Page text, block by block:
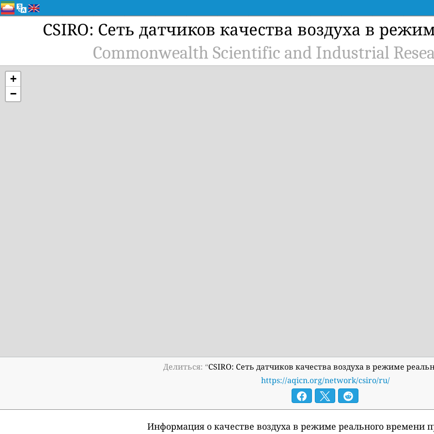
CSIRO: Сеть датчиков качества воздуха в
Commonwealth Scientific and Industrial
+
−
Делиться: “CSIRO: Сеть датчиков качества воздуха в режиме
https://aqicn.org/network/csiro/ru/
Информация о качестве воздуха в режиме реального времени